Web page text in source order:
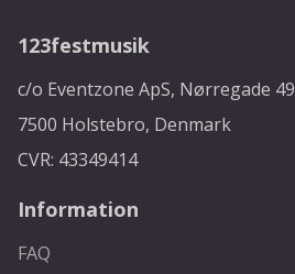
123festmusik
c/o Eventzone ApS, Nørregade 49
7500 Holstebro, Denmark
CVR: 43349414
Information
FAQ